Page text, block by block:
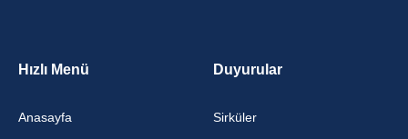
Hızlı Menü
Anasayfa
Duyurular
Sirküler